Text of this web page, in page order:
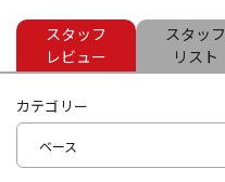
ドラム
スタッフ
レビュー
スタッフ
リスト
カテゴリー
ベース